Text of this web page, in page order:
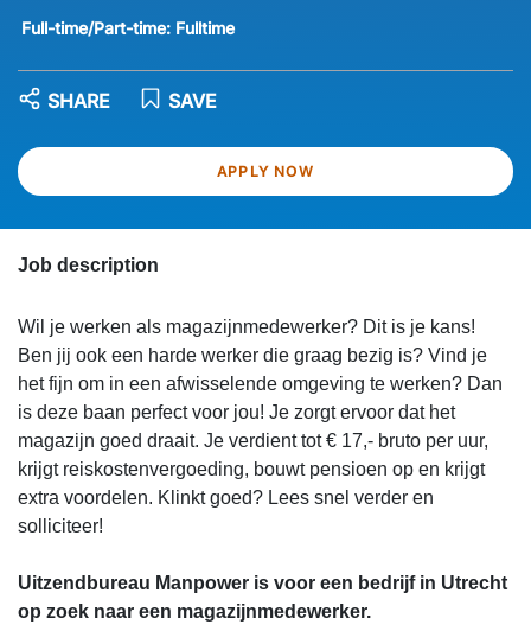
Full-time/Part-time: Fulltime
APPLY NOW
SAVE
SHARE
Job description
Wil je werken als magazijnmedewerker? Dit is je kans!
Ben jij ook een harde werker die graag bezig is? Vind je
het fijn om in een afwisselende omgeving te werken? Dan
is deze baan perfect voor jou! Je zorgt ervoor dat het
magazijn goed draait. Je verdient tot € 17,- bruto per uur,
krijgt reiskostenvergoeding, bouwt pensioen op en krijgt
extra voordelen. Klinkt goed? Lees snel verder en
solliciteer!
Uitzendbureau Manpower is voor een bedrijf in Utrecht
op zoek naar een magazijnmedewerker.